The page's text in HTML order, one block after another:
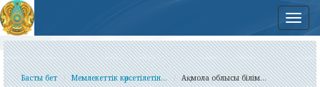
Басты бет Мемлекеттік көрсетілетін... Ақмола облысы білім...